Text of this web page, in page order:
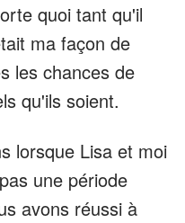
quoi tant qu'il
ma façon de
les chances de
qu'ils soient.
lorsque Lisa et moi
une période
avons réussi à